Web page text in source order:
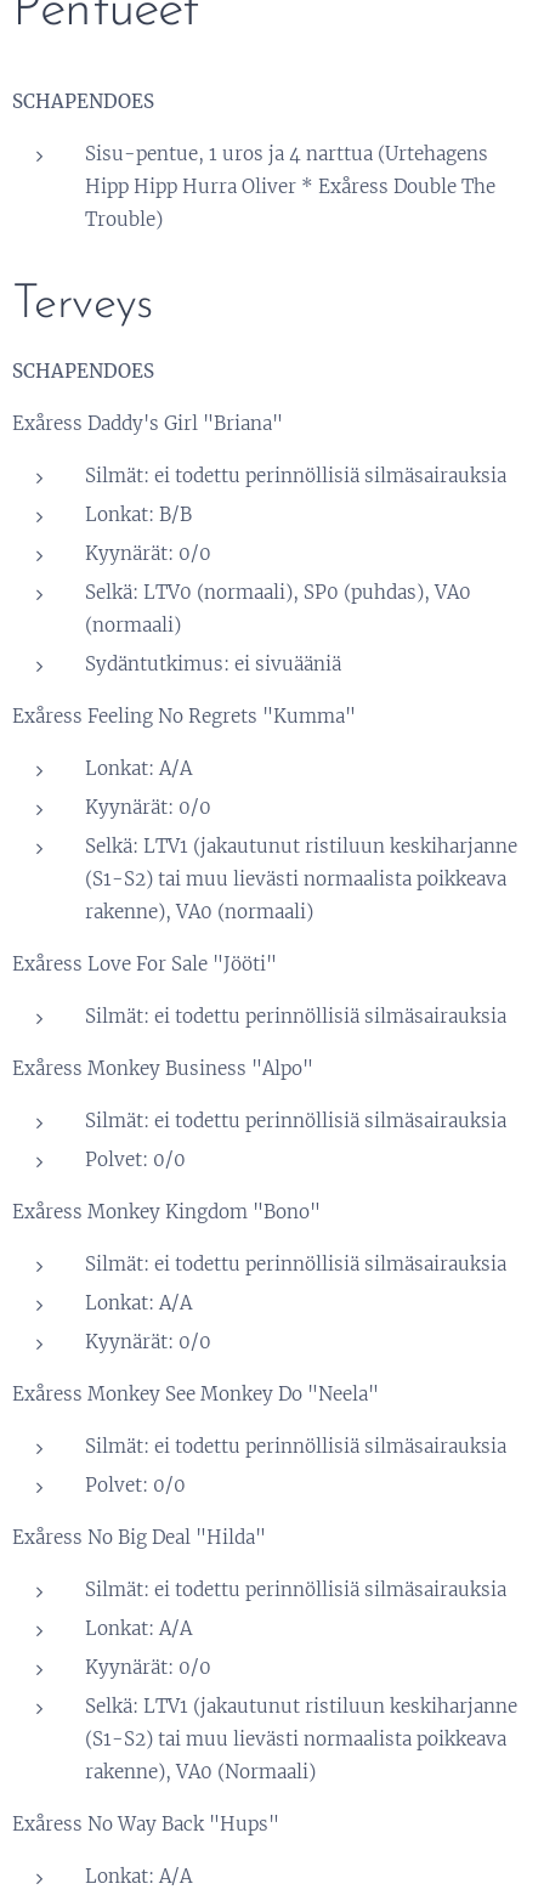
Pentueet
SCHAPENDOES
Sisu-pentue, 1 uros ja 4 narttua (Urtehagens
Hipp Hipp Hurra Oliver * Exåress Double The
Trouble)
Terveys
SCHAPENDOES
Exåress Daddy's Girl "Briana"
Silmät: ei todettu perinnöllisiä silmäsairauksia
Lonkat: B/B
Kyynärät: 0/0
Selkä: LTV0 (normaali), SP0 (puhdas), VA0
(normaali)
Sydäntutkimus: ei sivuääniä
Exåress Feeling No Regrets "Kumma"
Lonkat: A/A
Kyynärät: 0/0
Selkä: LTV1 (jakautunut ristiluun keskiharjanne
(S1-S2) tai muu lievästi normaalista poikkeava
rakenne), VA0 (normaali)
Exåress Love For Sale "Jööti"
Silmät: ei todettu perinnöllisiä silmäsairauksia
Exåress Monkey Business "Alpo"
Silmät: ei todettu perinnöllisiä silmäsairauksia
Polvet: 0/0
Exåress Monkey Kingdom "Bono"
Silmät: ei todettu perinnöllisiä silmäsairauksia
Lonkat: A/A
Kyynärät: 0/0
Exåress Monkey See Monkey Do "Neela"
Silmät: ei todettu perinnöllisiä silmäsairauksia
Polvet: 0/0
Exåress No Big Deal "Hilda"
Silmät: ei todettu perinnöllisiä silmäsairauksia
Lonkat: A/A
Kyynärät: 0/0
Selkä: LTV1 (jakautunut ristiluun keskiharjanne
(S1-S2) tai muu lievästi normaalista poikkeava
rakenne), VA0 (Normaali)
Exåress No Way Back "Hups"
Lonkat: A/A